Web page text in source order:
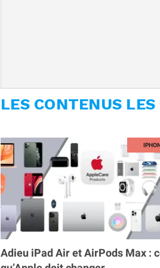
LES CONTENUS
Adieu iPad Air et AirPods Max :